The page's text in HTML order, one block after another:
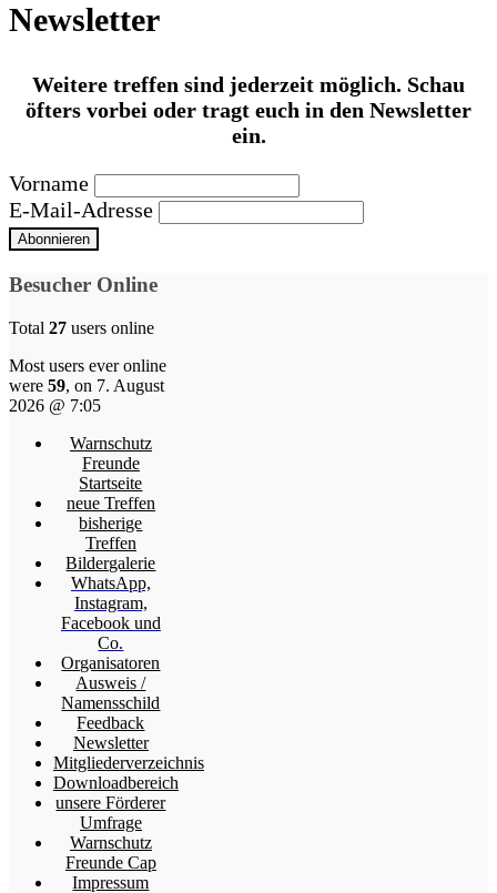
Newsletter
Weitere treffen sind jederzeit möglich. Schau
öfters vorbei oder tragt euch in den Newsletter
ein.
Vorname
E-Mail-Adresse
Besucher Online
Total 27 users online
Most users ever online
were 59, on 7. August
2026 @ 7:05
Warnschutz
Freunde
Startseite
neue Treffen
bisherige
Treffen
Bildergalerie
WhatsApp,
Instagram,
Facebook und
Co.
Organisatoren
Ausweis /
Namensschild
Feedback
Newsletter
Mitgliederverzeichnis
Downloadbereich
unsere Förderer
Umfrage
Warnschutz
Freunde Cap
Impressum